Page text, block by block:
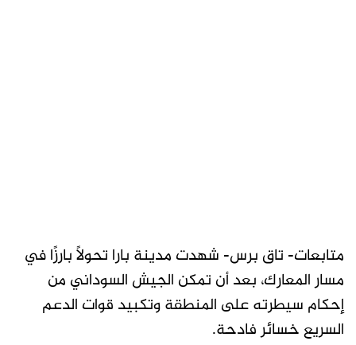
متابعات- تاق برس- شهدت مدينة بارا تحولًا بارزًا في
مسار المعارك، بعد أن تمكن الجيش السوداني من
إحكام سيطرته على المنطقة وتكبيد قوات الدعم
السريع خسائر فادحة.